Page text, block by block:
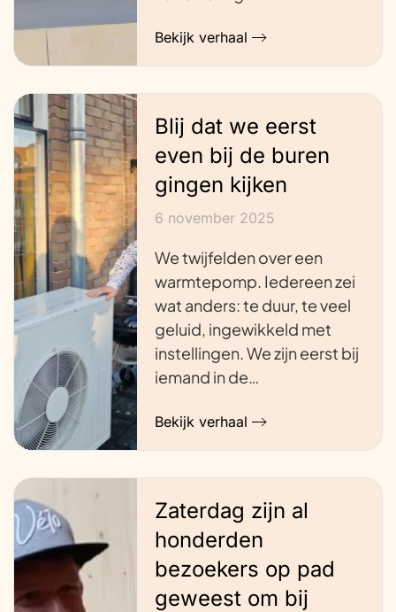
Bekijk verhaal
Blij dat we eerst
even bij de buren
gingen kijken
6 november 2025
We twijfelden over een
warmtepomp. Iedereen zei
wat anders: te duur, te veel
geluid, ingewikkeld met
instellingen. We zijn eerst bij
iemand in de…
Bekijk verhaal
Zaterdag zijn al
honderden
bezoekers op pad
geweest om bij